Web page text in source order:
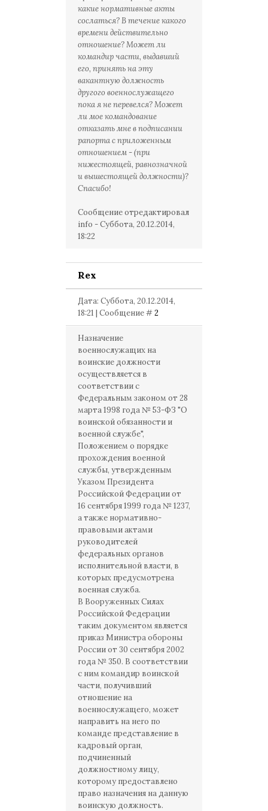
какие нормативные акты
сослаться? В течение какого
времени действительно
отношение? Может ли
командир части, выдавший
его, принять на эту
вакантную должность
другого военнослужащего
пока я не перевелся? Может
ли мое командование
отказать мне в подписании
рапорта с приложенным
отношением - (при
нижестоящей, равнозначной
и вышестоящей должности)?
Спасибо!
Сообщение отредактировал
info -Суббота, 20.12.2014,
18:22
Rex
Дата: Суббота, 20.12.2014,
18:21 | Сообщение #2
Назначение
военнослужащих на
воинские должности
осуществляется в
соответствии с
Федеральным законом от 28
марта 1998 года № 53-ФЗ "О
воинской обязанности и
военной службе",
Положением о порядке
прохождения военной
службы, утвержденным
Указом Президента
Российской Федерации от
16 сентября 1999 года № 1237,
а также нормативно-
правовыми актами
руководителей
федеральных органов
исполнительной власти, в
которых предусмотрена
военная служба.
В Вооруженных Силах
Российской Федерации
таким документом является
приказ Министра обороны
России от 30 сентября 2002
года № 350. В соответствии
с ним командир воинской
части, получивший
отношение на
военнослужащего, может
направить на него по
команде представление в
кадровый орган,
подчиненный
должностному лицу,
которому предоставлено
право назначения на данную
воинскую должность.